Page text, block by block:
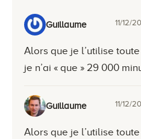
Guillaume 11/12/
Alors que je l’utilise
je n’ai « que » 29 000
Guillaume 11/12/
Alors que je l’utilise